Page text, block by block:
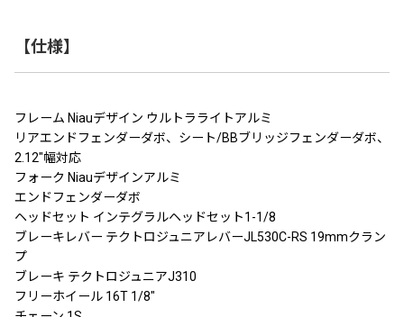
【仕様】
フレーム Niauデザイン ウルトラライトアルミ
リアエンドフェンダーダボ、シート/BBブリッジフェンダーダボ、
2.12″幅対応
フォーク Niauデザインアルミ
エンドフェンダーダボ
ヘッドセット インテグラルヘッドセット1-1/8
ブレーキレバー テクトロジュニアレバーJL530C-RS 19mmクラン
プ
ブレーキ テクトロジュニアJ310
フリーホイール 16T 1/8″